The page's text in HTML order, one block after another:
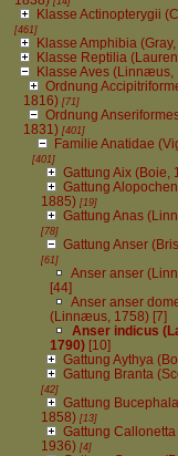
Klasse Actinopterygii
[461]
Klasse Amphibia
Klasse Reptilia
Klasse Aves (Linnæus,
Ordnung
1816)[71]
Ordnung
1831)[401]
Familie Anatidae
[401]
Gattung Aix (Boie,
Gattung
1885)[19]
Gattung Anas
[78]
Gattung Anser
[61]
Anser anser
[44]
Anser anser
(Linnæus, 1758)[7]
Anser indicus
1790)[10]
Gattung Aythya
Gattung Branta
[42]
Gattung
1858)[13]
Gattung Callonetta
1936)[4]